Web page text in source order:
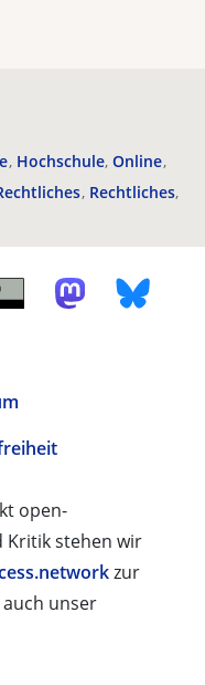
Hochschule Online
Rechtliches
open-
Kritik stehen wir
zur
unser